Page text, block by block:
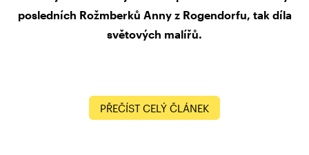
posledních Rožmberků Anny z Rogendorfu, tak díla
světových malířů.
PŘEČÍST CELÝ ČLÁNEK